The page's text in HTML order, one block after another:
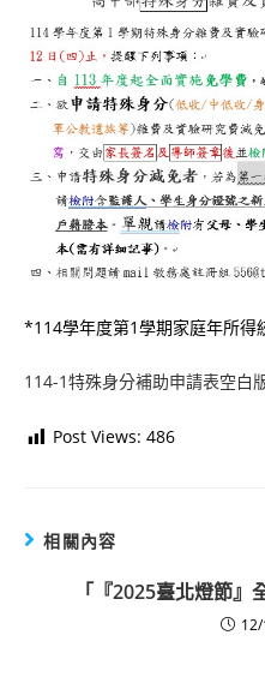
*114學年度第1學期家庭年所得
114-1特殊身分補助申請表空白
Post Views: 486
相關內容
「『2025臺北燈節』